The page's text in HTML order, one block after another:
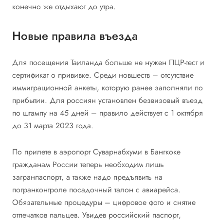
конечно же отдыхают до утра.
Новые правила въезда
Для посещения Таиланда больше не нужен ПЦР-тест и
сертификат о прививке. Среди новшеств – отсутствие
иммиграционной анкеты, которую ранее заполняли по
прибытии. Для россиян установлен безвизовый въезд
по штампу на 45 дней – правило действует с 1 октября
до 31 марта 2023 года.
По прилете в аэропорт Суварнабхуми в Бангкоке
гражданам России теперь необходим лишь
загранпаспорт, а также надо предъявить на
погранконтроле посадочный талон с авиарейса.
Обязательные процедуры – цифровое фото и снятие
отпечатков пальцев. Увидев российский паспорт,